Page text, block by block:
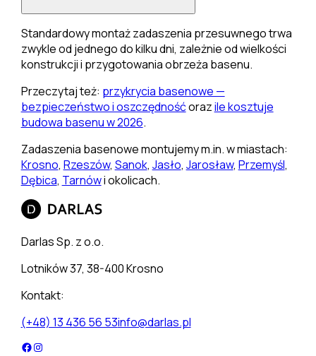
Standardowy montaż zadaszenia przesuwnego trwa
zwykle od jednego do kilku dni, zależnie od wielkości
konstrukcji i przygotowania obrzeża basenu.
Przeczytaj też: przykrycia basenowe —
bezpieczeństwo i oszczędnośćorazile kosztuje
budowa basenu w 2026.
Zadaszenia basenowe montujemy m.in. w miastach:
Krosno, Rzeszów, Sanok, Jasło, Jarosław, Przemyśl,
Dębica, Tarnówi okolicach.
Darlas Sp. z o.o.
Lotników 37, 38-400 Krosno
Kontakt:
(+48) 13 436 56 53info@darlas.pl